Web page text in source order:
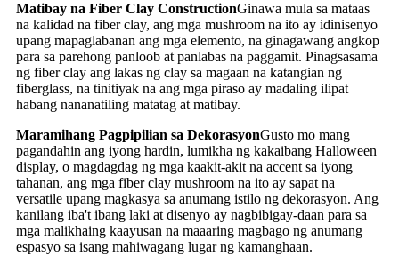
Matibay na Fiber Clay ConstructionGinawa mula sa mataas
na kalidad na fiber clay, ang mga mushroom na ito ay idinisenyo
upang mapaglabanan ang mga elemento, na ginagawang angkop
para sa parehong panloob at panlabas na paggamit. Pinagsasama
ng fiber clay ang lakas ng clay sa magaan na katangian ng
fiberglass, na tinitiyak na ang mga piraso ay madaling ilipat
habang nananatiling matatag at matibay.
Maramihang Pagpipilian sa DekorasyonGusto mo mang
pagandahin ang iyong hardin, lumikha ng kakaibang Halloween
display, o magdagdag ng mga kaakit-akit na accent sa iyong
tahanan, ang mga fiber clay mushroom na ito ay sapat na
versatile upang magkasya sa anumang istilo ng dekorasyon. Ang
kanilang iba't ibang laki at disenyo ay nagbibigay-daan para sa
mga malikhaing kaayusan na maaaring magbago ng anumang
espasyo sa isang mahiwagang lugar ng kamanghaan.